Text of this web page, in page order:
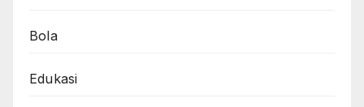
Bola
Edukasi